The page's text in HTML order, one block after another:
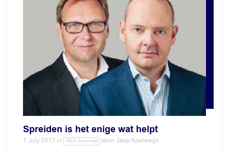
Spreiden is het enige wat helpt
1 July 2017 in VBA Journaal doorJaap Koelewijn